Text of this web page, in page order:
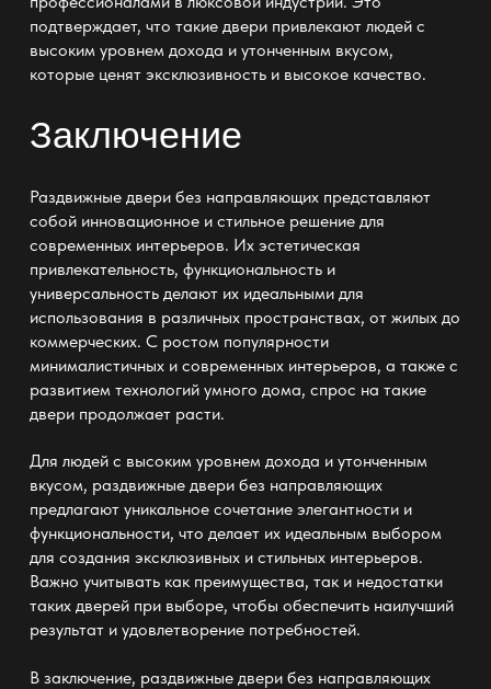
подтверждает, что такие двери привлекают людей с
высоким уровнем дохода и утонченным вкусом,
которые ценятэксклюзивность и высокое качество.
Заключение
Раздвижные двери без направляющих представляют
собой инновационное и стильное решение для
современных интерьеров. Их эстетическая
привлекательность, функциональность и
универсальность делают их идеальными для
использования в различных пространствах, от жилых до
коммерческих. С ростом популярности
минималистичных и современных интерьеров, а также с
развитием технологий умного дома, спрос на такие
двери продолжает расти.
Для людей с высоким уровнем дохода и утонченным
вкусом, раздвижные двери без направляющих
предлагают уникальное сочетание элегантности и
функциональности, что делает их идеальным выбором
для создания эксклюзивных и стильных интерьеров.
Важно учитывать как преимущества, так и недостатки
таких дверей при выборе, чтобы обеспечить наилучший
результат и удовлетворение потребностей.
В заключение, раздвижные двери без направляющих